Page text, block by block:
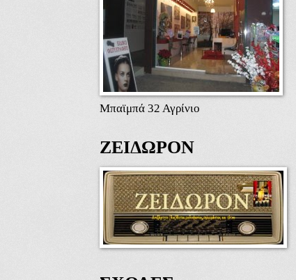
Μπαϊμπά 32 Αγρίνιο
ΖΕΙΔΩΡΟΝ